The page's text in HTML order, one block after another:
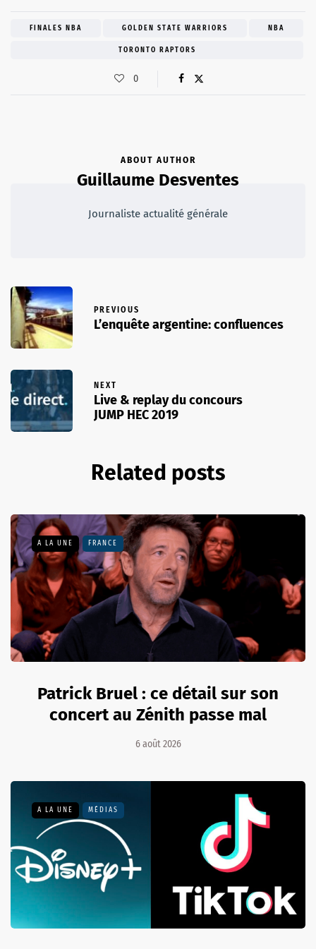
FINALES NBA GOLDEN STATE WARRIORS NBA
TORONTO RAPTORS
0
ABOUT AUTHOR
Guillaume Desventes
Journaliste actualité générale
PREVIOUS
L’enquête argentine: confluences
NEXT
Live & replay du concours
JUMP HEC 2019
Related posts
A LA UNE FRANCE
Patrick Bruel : ce détail sur son
concert au Zénith passe mal
6 août 2026
A LA UNE MÉDIAS